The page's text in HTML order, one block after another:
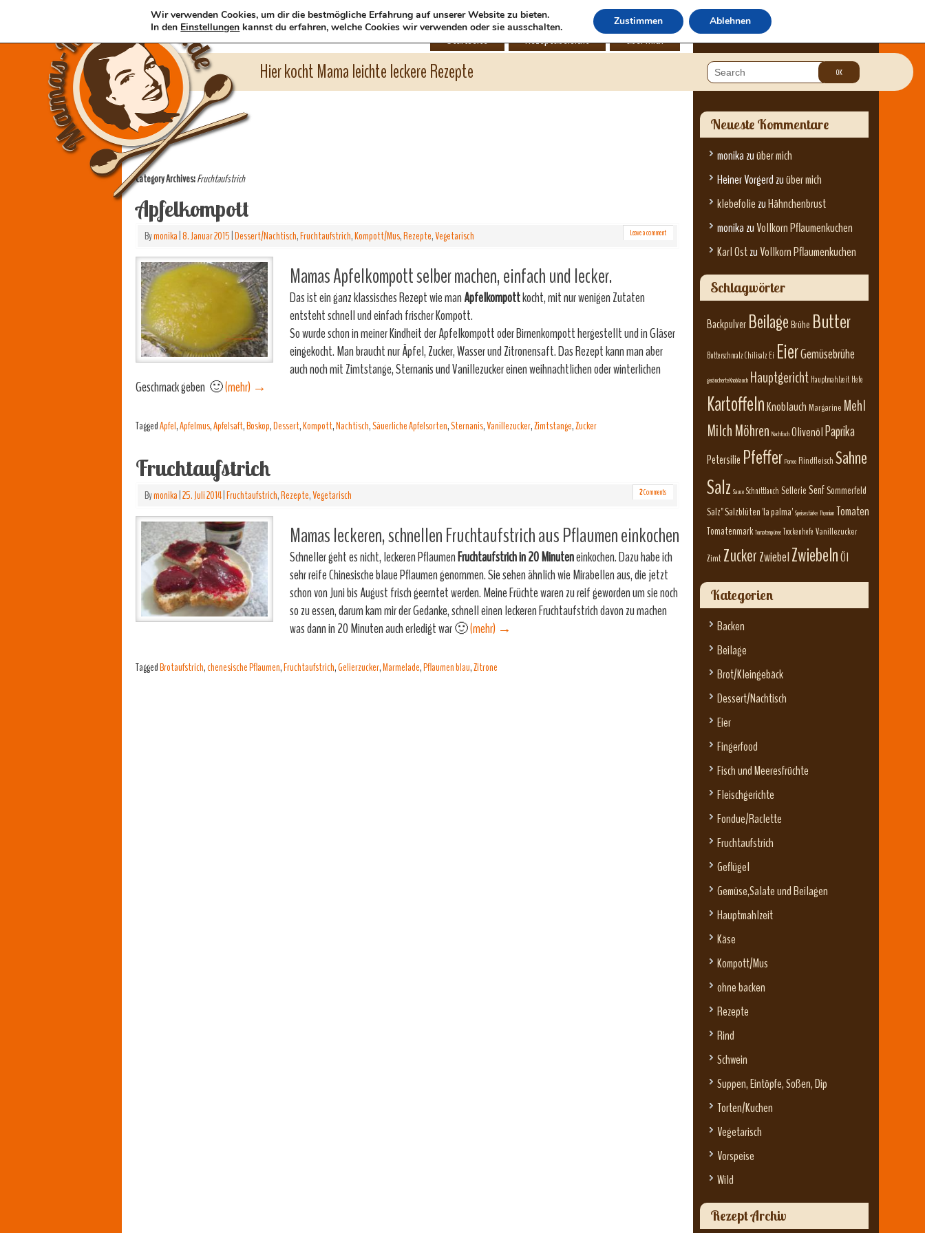
Hier kocht Mama leichte leckere Rezepte
Startseite Rezeptübersicht über mich
Category Archives:Fruchtaufstrich
Apfelkompott
Bymonika|8. Januar 2015|Dessert/Nachtisch,Fruchtaufstrich,Kompott/Mus,Rezepte,Vegetarisch Leave a comment
Mamas Apfelkompott selber machen, einfach und lecker.
Das ist ein ganz klassisches Rezept wie manApfelkompottkocht, mit nur wenigen Zutaten
entsteht schnell und einfach frischer Kompott.
So wurde schon in meiner Kindheit der Apfelkompott oder Birnenkompott hergestellt und in Gläser
eingekocht. Man braucht nur Äpfel, Zucker, Wasser und Zitronensaft. Das Rezept kann man aber
auch noch mit Zimtstange, Sternanis und Vanillezucker einen weihnachtlichen oder winterlichen
Geschmack geben 🙂(mehr) →
TaggedApfel,Apfelmus,Apfelsaft,Boskop,Dessert,Kompott,Nachtisch,Säuerliche Apfelsorten,Sternanis,Vanillezucker,Zimtstange,Zucker
Fruchtaufstrich
Bymonika|25. Juli 2014|Fruchtaufstrich,Rezepte,Vegetarisch 2Comments
Mamas leckeren, schnellen Fruchtaufstrich aus Pflaumen einkochen
Schneller geht es nicht, leckeren PflaumenFruchtaufstrichin 20 Minuteneinkochen. Dazu habe ich
sehr reife Chinesische blaue Pflaumen genommen. Sie sehen ähnlich wie Mirabellen aus, die jetzt
schon von Juni bis August frisch geerntet werden. Meine Früchte waren zu reif geworden um sie noch
so zu essen, darum kam mir der Gedanke, schnell einen leckeren Fruchtaufstrich davon zu machen
was dann in 20 Minuten auch erledigt war 🙂(mehr) →
TaggedBrotaufstrich,chenesische Pflaumen,Fruchtaufstrich,Gelierzucker,Marmelade,Pflaumen blau,Zitrone
Neueste Kommentare
monika zuüber mich
Heiner Vorgerd zuüber mich
klebefolie zuHähnchenbrust
monika zuVollkorn Pflaumenkuchen
Karl OstzuVollkorn Pflaumenkuchen
Schlagwörter
Backpulver BeilageBrühe Butter
ButterschmalzChilisalz Ei EierGemüsebrühe
geräucherte Knoblauch Hauptgericht Hauptmahlzeit Hefe
KartoffelnKnoblauch Margarine Mehl
MilchMöhren Nachtisch OlivenölPaprika
Petersilie Pfeffer Porree Rindfleisch Sahne
Salz Sauce Schnittlauch SellerieSenfSommerfeld
Salz" Salzblüten 'la palma' Speisestärke Thymian Tomaten
Tomatenmark Tomatenpüree Trockenhefe Vanillezucker
Zimt ZuckerZwiebelZwiebelnÖl
Kategorien
Backen
Beilage
Brot/Kleingebäck
Dessert/Nachtisch
Eier
Fingerfood
Fisch und Meeresfrüchte
Fleischgerichte
Fondue/Raclette
Fruchtaufstrich
Geflügel
Gemüse,Salate und Beilagen
Hauptmahlzeit
Käse
Kompott/Mus
ohne backen
Rezepte
Rind
Schwein
Suppen, Eintöpfe, Soßen, Dip
Torten/Kuchen
Vegetarisch
Vorspeise
Wild
Rezept Archiv
Wir verwenden Cookies, um dir die bestmögliche Erfahrung auf unserer Website zu bieten.
In den Einstellungen kannst du erfahren, welche Cookies wir verwenden oder sie ausschalten. Zustimmen Ablehnen